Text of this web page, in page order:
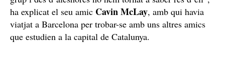
ha explicat el seu amic Cavin McLay, amb qui havia
viatjat a Barcelona per trobar-se amb uns altres amics
que estudien a la capital de Catalunya.